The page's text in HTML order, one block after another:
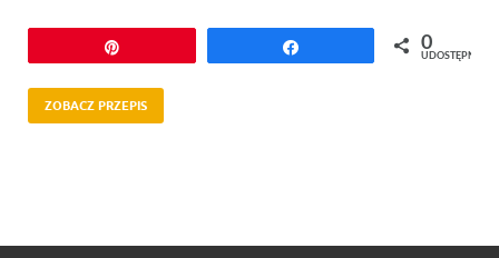
0
UDOSTĘPNIEŃ
ZOBACZ PRZEPIS